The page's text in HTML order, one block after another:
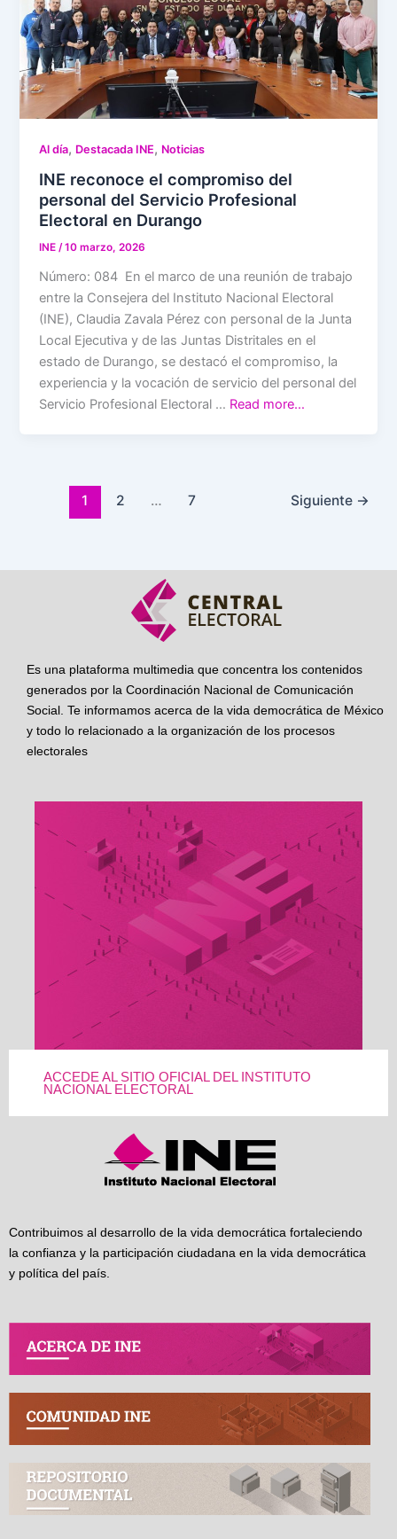
Al día, Destacada INE, Noticias
INE reconoce el compromiso del
personal del Servicio Profesional
Electoral en Durango
INE/10 marzo, 2026
Número: 084 En el marco de una reunión de trabajo
entre la Consejera del Instituto Nacional Electoral
(INE), Claudia Zavala Pérez con personal de la Junta
Local Ejecutiva y de las Juntas Distritales en el
estado de Durango, se destacó el compromiso, la
experiencia y la vocación de servicio del personal del
Servicio Profesional Electoral … Read more…
1 2 … 7 Siguiente →
Es una plataforma multimedia que concentra los contenidos
generados por la Coordinación Nacional de Comunicación
Social. Te informamos acerca de la vida democrática de México
y todo lo relacionado a la organización de los procesos
electorales
ACCEDE AL SITIO OFICIAL DEL INSTITUTO
NACIONAL ELECTORAL
Contribuimos al desarrollo de la vida democrática fortaleciendo
la confianza y la participación ciudadana en la vida democrática
y política del país.